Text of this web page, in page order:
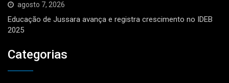
agosto 7, 2026
Educação de Jussara avança e registra crescimento no IDEB
2025
Categorias